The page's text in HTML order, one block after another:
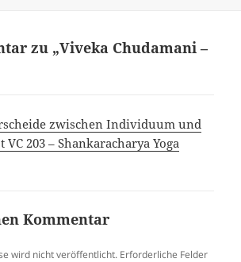
zu „Viveka Chudamani –
zwischen Individuum und
VC 203 – Shankaracharya Yoga
Kommentar
wird nicht veröffentlicht. Erforderliche Felder